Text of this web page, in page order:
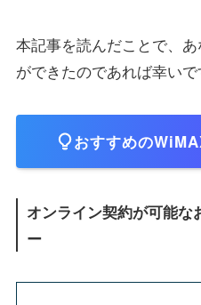
本記事を読んだことで、
ができたのであれば幸いで
おすすめの
オンライン契約が可能
ー